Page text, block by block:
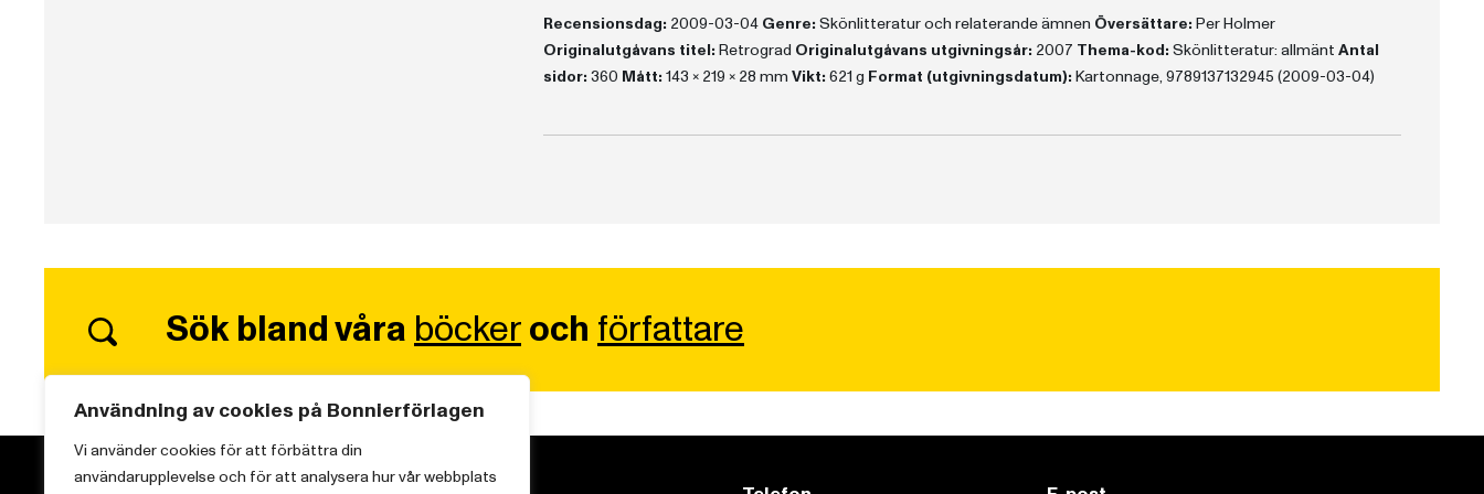
Användning av cookies på Bonnierförlagen
Vi använder cookies för att förbättra din
användarupplevelse och för att analysera hur vår webbplats
Recensionsdag: 2009-03-04 Genre: Skönlitteratur och relaterande ämnen Översättare: Per Holmer
Originalutgåvans titel: Retrograd Originalutgåvans utgivningsår: 2007 Thema-kod: Skönlitteratur: allmänt Antal
sidor: 360 Mått: 143 x 219 x 28 mm Vikt: 621 g Format (utgivningsdatum): Kartonnage, 9789137132945 (2009-03-04)
Sök bland våraböckeroch författare